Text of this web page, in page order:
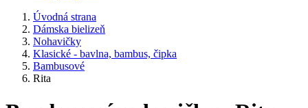
Úvodná strana
Dámska bielizeň
Nohavičky
Klasické - bavlna, bambus, čipka
Bambusové
Rita